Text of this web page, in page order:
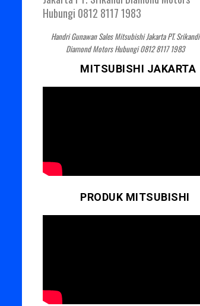
Handri Gunawan Sales Mitsubishi Jakarta PT. Srikandi
Diamond Motors Hubungi 0812 8117 1983
MITSUBISHI JAKARTA
PRODUK MITSUBISHI